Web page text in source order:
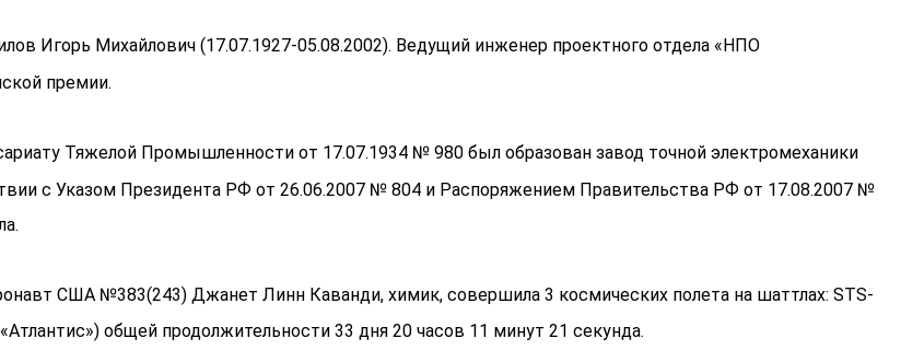
Игорь Михайлович (17.07.1927-05.08.2002). Ведущий инженер проектного отдела «НПО
премии.
Тяжелой Промышленности от 17.07.1934 № 980 был образован завод точной электромеханики
с Указом Президента РФ от 26.06.2007 № 804 и Распоряжением Правительства РФ от 17.08.2007 №
США №383(243) Джанет Линн Каванди, химик, совершила 3 космических полета на шаттлах: STS-
общей продолжительности 33 дня 20 часов 11 минут 21 секунда.